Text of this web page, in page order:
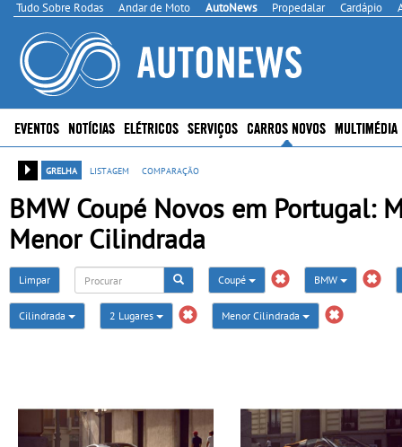
Tudo Sobre Rodas Andar de Moto AutoNews Propedalar Cardápio
EVENTOS NOTÍCIAS ELÉTRICOS SERVIÇOS CARROS NOVOS MULTIMÉDIA
grelha listagem comparação
BMW Coupé Novos em Portugal:
Menor Cilindrada
Limpar Coupé BMW
Cilindrada 2 Lugares Menor Cilindrada